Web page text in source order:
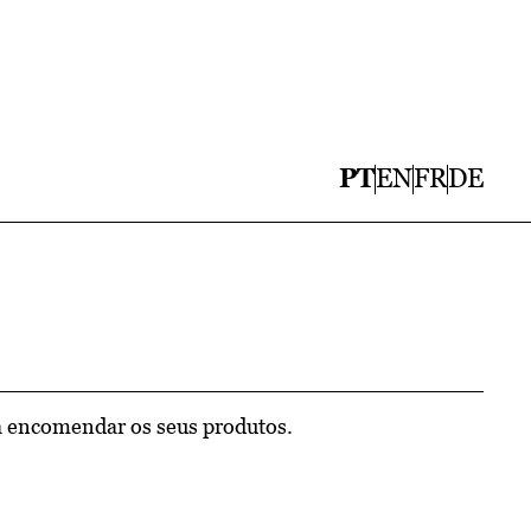
PTENFRDE
os seus produtos.